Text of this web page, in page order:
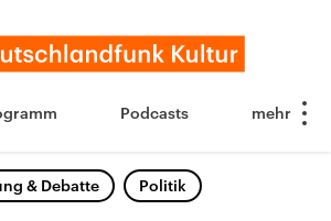
Podcasts
& Debatte Politik